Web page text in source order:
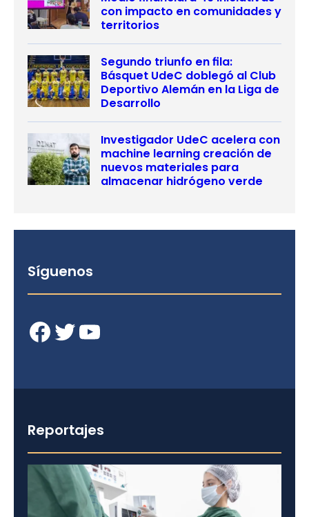
con impacto en comunidades y
territorios
Segundo triunfo en fila:
Básquet UdeC doblegó al Club
Deportivo Alemán en la Liga de
Desarrollo
Investigador UdeC acelera con
machine learning creación de
nuevos materiales para
almacenar hidrógeno verde
Síguenos
Facebook Twitter YouTube
Reportajes